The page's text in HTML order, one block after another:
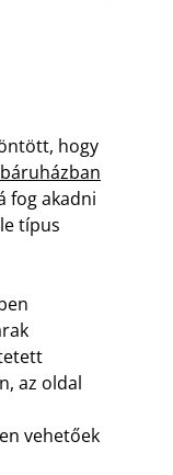
hogy
fog akadni
típus
az oldal
vehetőek